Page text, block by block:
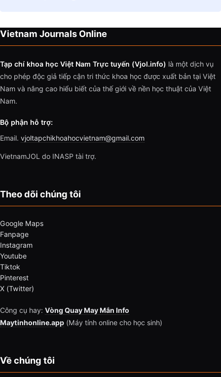
Vietnam Journals Online
Tạp chí khoa học Việt Nam Trực tuyến (Vjol.info) là một dịch vụ
cho phép độc giả tiếp cận tri thức khoa học được xuất bản tại Việt
Nam và nâng cao hiểu biết của thế giới về nền học thuật của Việt
Nam.
Bộ phận hỗ trợ:
Email. vjoltapchikhoahocvietnam@gmail.com
VietnamJOL do INASP tài trợ.
Theo dõi chúng tôi
Google Maps
Fanpage
Instagram
Youtube
Tiktok
Pinterest
X (Twitter)
Công cụ hay: Vòng Quay May Mắn Info
Maytinhonline.app (Máy tính online cho học sinh)
Về chúng tôi